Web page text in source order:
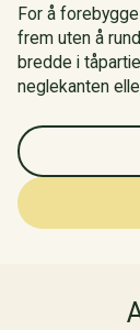
For å
frem uten å
bredde i
neglekanten